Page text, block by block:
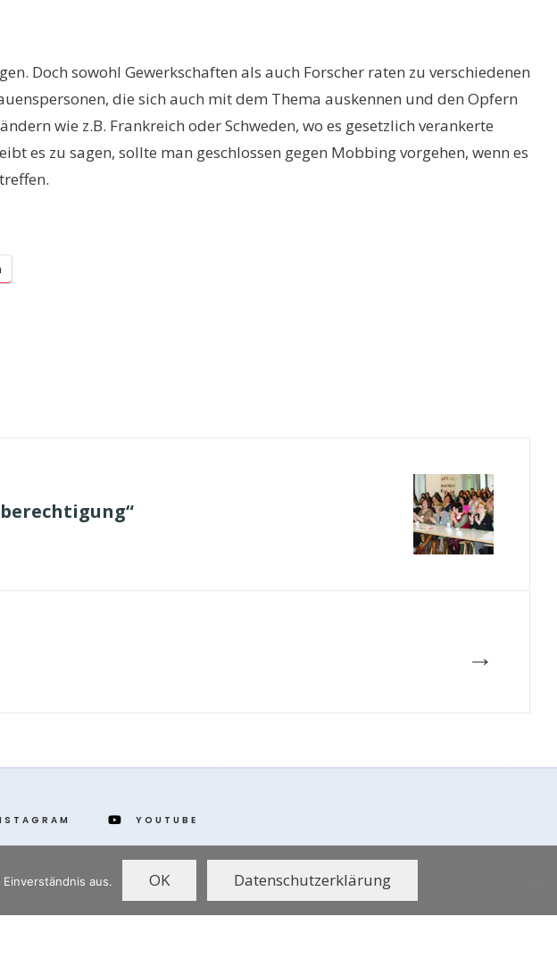
Doch sowohl Gewerkschaften als auch Forscher raten zu verschiedenen
die sich auch mit dem Thema auskennen und den Opfern
wie z.B. Frankreich oder Schweden, wo es gesetzlich verankerte
es zu sagen, sollte man geschlossen gegen Mobbing vorgehen, wenn es
→
YOUTUBE
aus. OK Datenschutzerklärung